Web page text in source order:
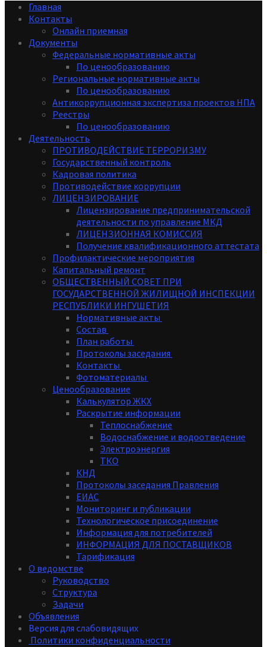
Главная
Контакты
Онлайн приемная
Документы
Федеральные нормативные акты
По ценообразованию
Региональные нормативные акты
По ценообразованию
Антикоррупционная экспертиза проектов НПА
Реестры
По ценообразованию
Деятельность
ПРОТИВОДЕЙСТВИЕ ТЕРРОРИЗМУ
Государственный контроль
Кадровая политика
Противодействие коррупции
ЛИЦЕНЗИРОВАНИЕ
Лицензирование предпринимательской
деятельности по управление МКД
ЛИЦЕНЗИОННАЯ КОМИССИЯ
Получение квалификационного аттестата
Профилактические мероприятия
Капитальный ремонт
ОБЩЕСТВЕННЫЙ СОВЕТ ПРИ
ГОСУДАРСТВЕННОЙ ЖИЛИЩНОЙ ИНСПЕКЦИИ
РЕСПУБЛИКИ ИНГУШЕТИЯ
Нормативные акты
Состав
План работы
Протоколы заседания
Контакты
Фотоматериалы
Ценообразование
Калькулятор ЖКХ
Раскрытие информации
Теплоснабжение
Водоснабжение и водоотведение
Электроэнергия
ТКО
КНД
Протоколы заседания Правления
ЕИАС
Мониторинг и публикации
Технологическое присоединение
Информация для потребителей
ИНФОРМАЦИЯ ДЛЯ ПОСТАВЩИКОВ
Тарификация
О ведомстве
Руководство
Структура
Задачи
Объявления
Версия для слабовидящих
Политики конфиденциальности